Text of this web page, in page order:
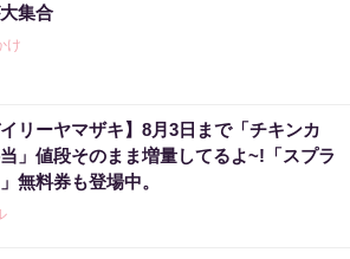
集合
け
イリーヤマザキ】8月3日まで「チキンカ
」値段そのまま増量してるよ~!「スプラ
無料券も登場中。